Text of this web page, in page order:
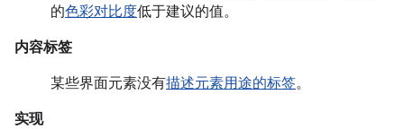
的色彩对比度低于建议的值。
内容标签
某些界面元素没有描述元素用途的标签。
实现